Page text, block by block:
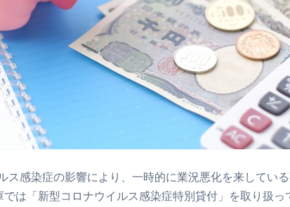
ス感染症の影響により、一時的に業況悪化を来している
では「新型コロナウイルス感染症特別貸付」を取り扱っ